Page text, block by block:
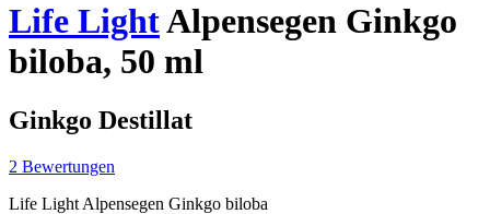
Life LightAlpensegen Ginkgo
biloba, 50 ml
Ginkgo Destillat
2 Bewertungen
Life Light Alpensegen Ginkgo biloba